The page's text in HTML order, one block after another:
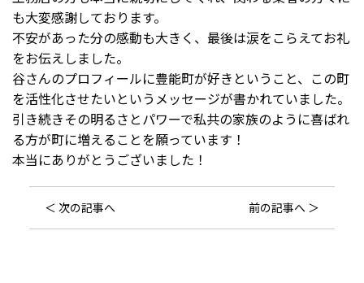
も大変感謝しております。
不安があった分の感動も大きく、最後は涙をこらえてお礼
をお伝えしました。
谷さんのプロフィールに豊能町が好きということ、この町
を活性化させたいというメッセージが書かれていました。
引き続きその明るさとパワーで私共の家族のように喜ばれ
る方が町に増えることを願っています！
本当にありがとうございました！
＜ 次の記事へ 前の記事へ ＞